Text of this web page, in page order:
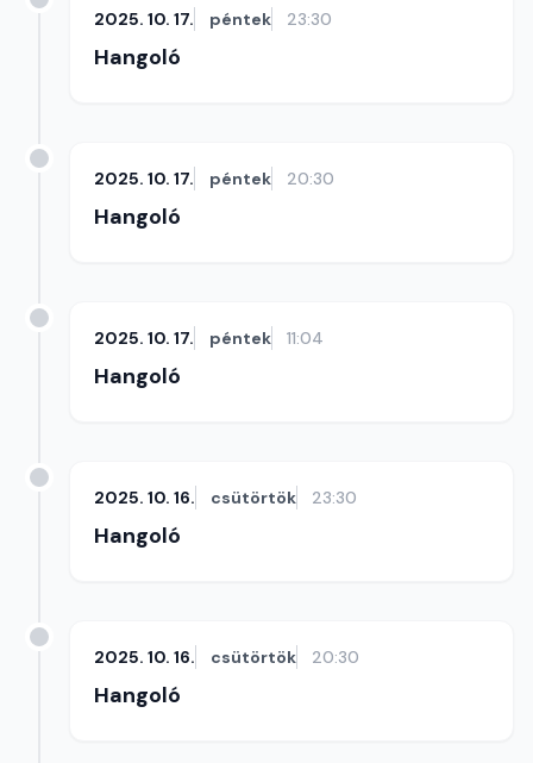
2025. 10. 17. péntek 23:30
Hangoló
2025. 10. 17. péntek 20:30
Hangoló
2025. 10. 17. péntek 11:04
Hangoló
2025. 10. 16. csütörtök 23:30
Hangoló
2025. 10. 16. csütörtök 20:30
Hangoló